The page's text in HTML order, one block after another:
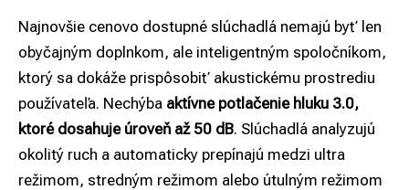
Najnovšie cenovo dostupné slúchadlá nemajú byť len
obyčajným doplnkom, ale inteligentným spoločníkom,
ktorý sa dokáže prispôsobiť akustickému prostrediu
používateľa. Nechýba aktívne potlačenie hluku 3.0,
ktoré dosahuje úroveň až 50 dB. Slúchadlá analyzujú
okolitý ruch a automaticky prepínajú medzi ultra
režimom, stredným režimom alebo útulným režimom